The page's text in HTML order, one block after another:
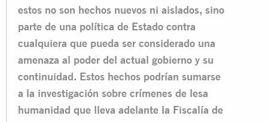
estos no son hechos nuevos ni aislados, sino
parte de una política de Estado contra
cualquiera que pueda ser considerado una
amenaza al poder del actual gobierno y su
continuidad. Estos hechos podrían sumarse
a la investigación sobre crímenes de lesa
humanidad que lleva adelante la Fiscalía de